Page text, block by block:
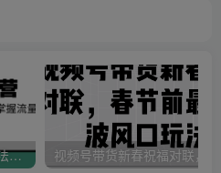
AI短视频创作运营，揭秘算法、文案创作与私域引流，助你掌握流量密码